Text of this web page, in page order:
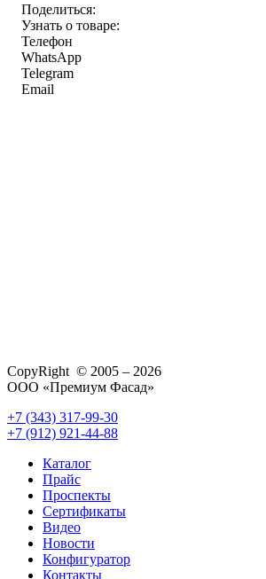
Поделиться:
Узнать о товаре:
Телефон
WhatsApp
Telegram
Email
CopyRight © 2005 – 2026
ООО «Премиум Фасад»
+7 (343) 317-99-30
+7 (912) 921-44-88
Каталог
Прайс
Проспекты
Сертификаты
Видео
Новости
Конфигуратор
Контакты